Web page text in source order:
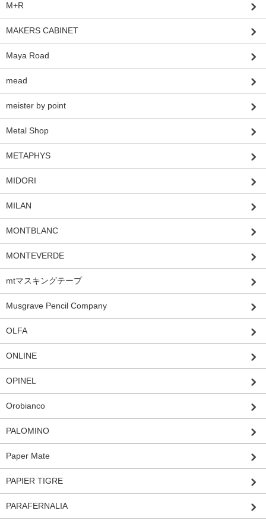
M+R
MAKERS CABINET
Maya Road
mead
meister by point
Metal Shop
METAPHYS
MIDORI
MILAN
MONTBLANC
MONTEVERDE
mtマスキングテープ
Musgrave Pencil Company
OLFA
ONLINE
OPINEL
Orobianco
PALOMINO
Paper Mate
PAPIER TIGRE
PARAFERNALIA